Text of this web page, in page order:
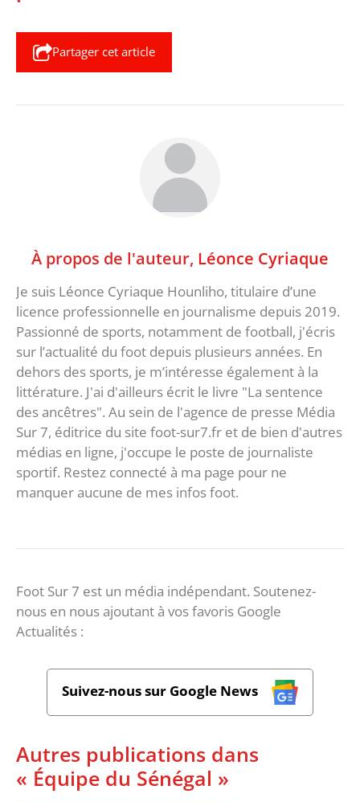
Partager cet article
À propos de l'auteur, Léonce Cyriaque
Je suis Léonce Cyriaque Hounliho, titulaire d’une
licence professionnelle en journalisme depuis 2019.
Passionné de sports, notamment de football, j'écris
sur l’actualité du foot depuis plusieurs années. En
dehors des sports, je m’intéresse également à la
littérature. J'ai d'ailleurs écrit le livre "La sentence
des ancêtres". Au sein de l'agence de presse Média
Sur 7, éditrice du site foot-sur7.fr et de bien d'autres
médias en ligne, j'occupe le poste de journaliste
sportif. Restez connecté à ma page pour ne
manquer aucune de mes infos foot.
Foot Sur 7 est un média indépendant. Soutenez-
nous en nous ajoutant à vos favoris Google
Actualités :
Suivez-nous sur Google News
Autres publications dans
« Équipe du Sénégal »